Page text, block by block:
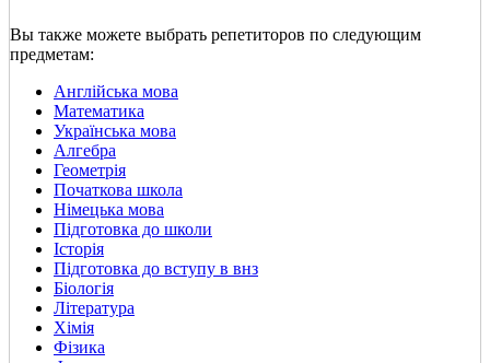
Вы также можете выбрать репетиторов по следующим
предметам:
Англійська мова
Математика
Українська мова
Алгебра
Геометрія
Початкова школа
Німецька мова
Підготовка до школи
Історія
Підготовка до вступу в внз
Біологія
Література
Хімія
Фізика